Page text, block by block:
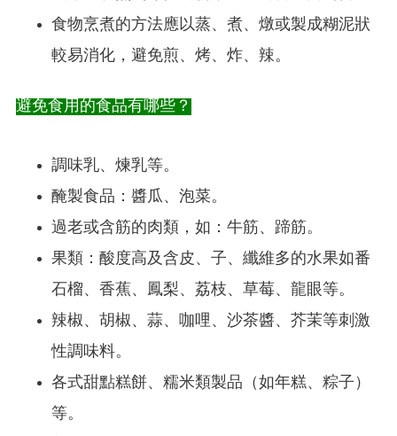
食物烹煮的方法應以蒸、煮、燉或製成糊泥狀
較易消化，避免煎、烤、炸、辣。
避免食用的食品有哪些？
調味乳、煉乳等。
醃製食品：醬瓜、泡菜。
過老或含筋的肉類，如：牛筋、蹄筋。
果類：酸度高及含皮、子、纖維多的水果如番
石榴、香蕉、鳳梨、荔枝、草莓、龍眼等。
辣椒、胡椒、蒜、咖哩、沙茶醬、芥茉等刺激
性調味料。
各式甜點糕餅、糯米類製品（如年糕、粽子）
等。